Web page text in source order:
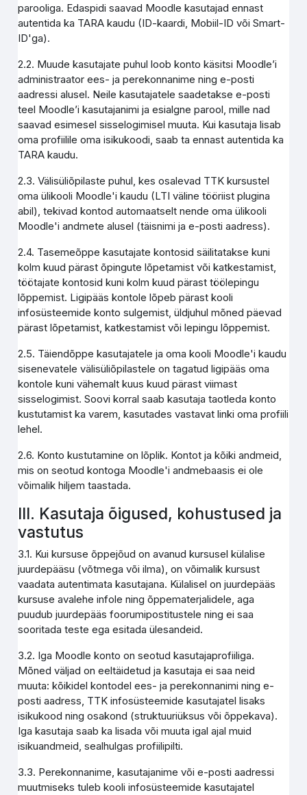
parooliga. Edaspidi saavad Moodle kasutajad ennast
autentida ka TARA kaudu (ID-kaardi, Mobiil-ID või Smart-
ID'ga).
2.2. Muude kasutajate puhul loob konto käsitsi Moodle’i
administraator ees- ja perekonnanime ning e-posti
aadressi alusel. Neile kasutajatele saadetakse e-posti
teel Moodle’i kasutajanimi ja esialgne parool, mille nad
saavad esimesel sisselogimisel muuta. Kui kasutaja lisab
oma profiilile oma isikukoodi, saab ta ennast autentida ka
TARA kaudu.
2.3. Välisüliõpilaste puhul, kes osalevad TTK kursustel
oma ülikooli Moodle'i kaudu (LTI väline tööriist plugina
abil), tekivad kontod automaatselt nende oma ülikooli
Moodle'i andmete alusel (täisnimi ja e-posti aadress).
2.4. Tasemeõppe kasutajate kontosid säilitatakse kuni
kolm kuud pärast õpingute lõpetamist või katkestamist,
töötajate kontosid kuni kolm kuud pärast töölepingu
lõppemist. Ligipääs kontole lõpeb pärast kooli
infosüsteemide konto sulgemist, üldjuhul mõned päevad
pärast lõpetamist, katkestamist või lepingu lõppemist.
2.5. Täiendõppe kasutajatele ja oma kooli Moodle'i kaudu
sisenevatele välisüliõpilastele on tagatud ligipääs oma
kontole kuni vähemalt kuus kuud pärast viimast
sisselogimist. Soovi korral saab kasutaja taotleda konto
kustutamist ka varem, kasutades vastavat linki oma profiili
lehel.
2.6. Konto kustutamine on lõplik. Kontot ja kõiki andmeid,
mis on seotud kontoga Moodle'i andmebaasis ei ole
võimalik hiljem taastada.
III. Kasutaja õigused, kohustused ja
vastutus
3.1. Kui kursuse õppejõud on avanud kursusel külalise
juurdepääsu (võtmega või ilma), on võimalik kursust
vaadata autentimata kasutajana. Külalisel on juurdepääs
kursuse avalehe infole ning õppematerjalidele, aga
puudub juurdepääs foorumipostitustele ning ei saa
sooritada teste ega esitada ülesandeid.
3.2. Iga Moodle konto on seotud kasutajaprofiiliga.
Mõned väljad on eeltäidetud ja kasutaja ei saa neid
muuta: kõikidel kontodel ees- ja perekonnanimi ning e-
posti aadress, TTK infosüsteemide kasutajatel lisaks
isikukood ning osakond (struktuuriüksus või õppekava).
Iga kasutaja saab ka lisada või muuta igal ajal muid
isikuandmeid, sealhulgas profiilipilti.
3.3. Perekonnanime, kasutajanime või e-posti aadressi
muutmiseks tuleb kooli infosüsteemide kasutajatel